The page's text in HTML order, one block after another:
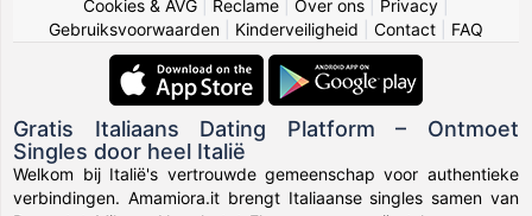
Cookies & AVG
Reclame Over ons Privacy
Gebruiksvoorwaarden
Kinderveiligheid Contact FAQ
Gratis Italiaans Dating Platform – Ontmoet
Singles door heel Italië
Welkom bij Italië's vertrouwde gemeenschap voor authentieke
verbindingen. Amamiora.it brengt Italiaanse singles samen van